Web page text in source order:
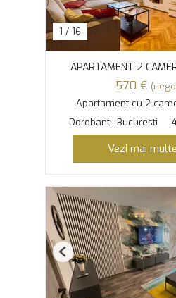
1 / 16
APARTAMENT 2
570 €
Apartament cu 2
Dorobanti, Bucuresti
Vezi mai
Previous